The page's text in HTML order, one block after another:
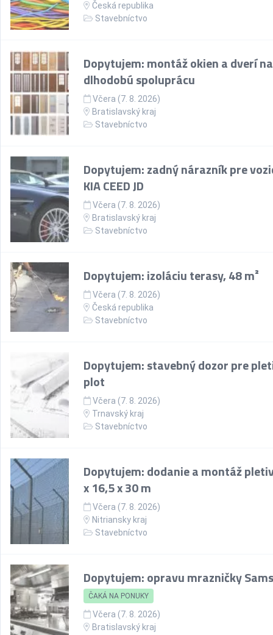
Česká republika
Stavebníctvo
Dopytujem: montáž okien a dverí na
dlhodobú spoluprácu
Včera (7. 8. 2026)
Bratislavský kraj
Stavebníctvo
Dopytujem: zadný nárazník pre
KIA CEED JD
Včera (7. 8. 2026)
Bratislavský kraj
Stavebníctvo
Dopytujem: izoláciu terasy, 48 m²
Včera (7. 8. 2026)
Česká republika
Stavebníctvo
Dopytujem: stavebný dozor pre
plot
Včera (7. 8. 2026)
Trnavský kraj
Stavebníctvo
Dopytujem: dodanie a montáž
x 16,5 x 30 m
Včera (7. 8. 2026)
Nitriansky kraj
Stavebníctvo
Dopytujem: opravu mrazničky
ČAKÁ NA PONUKY
Včera (7. 8. 2026)
Bratislavský kraj